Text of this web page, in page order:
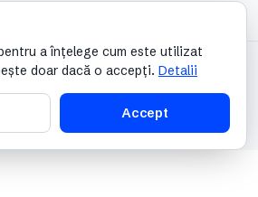
rezervate.
a înțelege cum este utilizat
doar dacă o accepți. Detalii
Accept